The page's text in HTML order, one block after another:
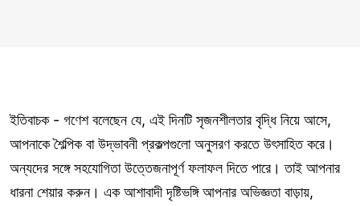
ইতিবাচক - গণেশ বলেছেন যে, এই দিনটি সৃজনশীলতার বৃদ্ধি নিয়ে আসে,
আপনাকে শৈল্পিক বা উদ্ভাবনী প্রকল্পগুলো অনুসরণ করতে উৎসাহিত করে।
অন্যদের সঙ্গে সহযোগিতা উত্তেজনাপূর্ণ ফলাফল দিতে পারে। তাই আপনার
ধারনা শেয়ার করুন। এক আশাবাদী দৃষ্টিভঙ্গি আপনার অভিজ্ঞতা বাড়ায়,